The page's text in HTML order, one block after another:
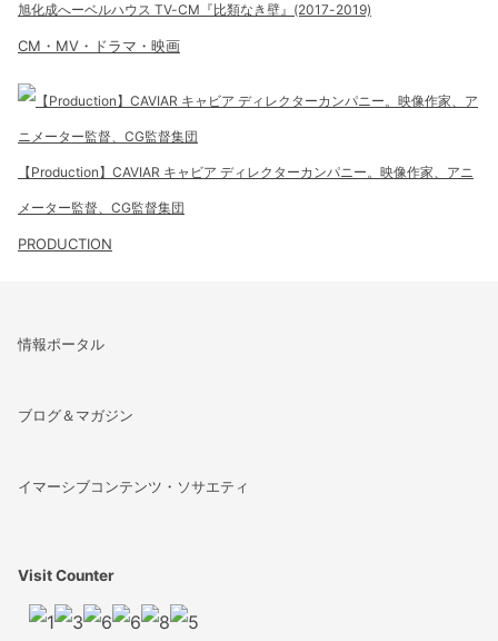
旭化成へーベルハウス TV-CM『比類なき壁』(2017-2019)
CM・MV・ドラマ・映画
【Production】CAVIAR キャビア ディレクターカンパニー。映像作家、アニ
メーター監督、CG監督集団
PRODUCTION
情報ポータル
ブログ＆マガジン
イマーシブコンテンツ・ソサエティ
Visit Counter